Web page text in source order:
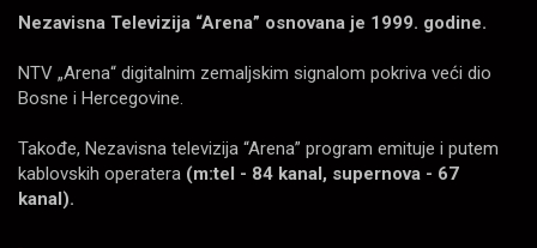
Nezavisna Televizija “Arena” osnovana je 1999. godine.
NTV „Arena“ digitalnim zemaljskim signalom pokriva veći dio
Bosne i Hercegovine.
Takođe, Nezavisna televizija “Arena” program emituje i putem
kablovskih operatera (m:tel - 84 kanal, supernova - 67
kanal).